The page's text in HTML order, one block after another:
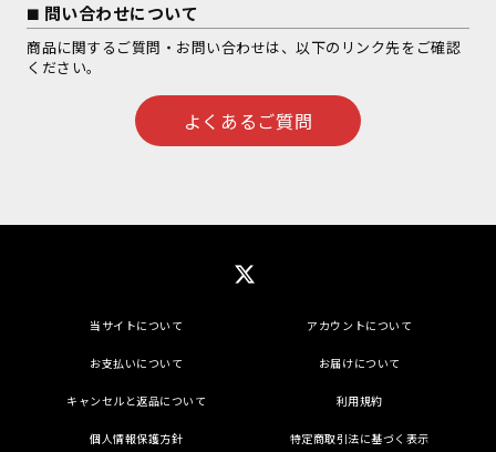
問い合わせについて
商品に関するご質問・お問い合わせは、以下のリンク先をご確認
ください。
よくあるご質問
当サイトについて アカウントについて
お支払いについて お届けについて
キャンセルと返品について 利用規約
個人情報保護方針 特定商取引法に基づく表示